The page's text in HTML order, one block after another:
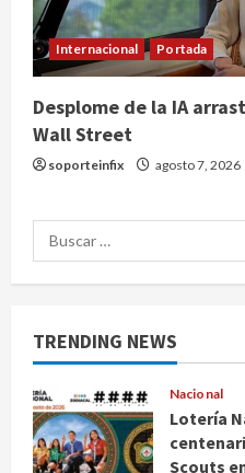
Internacional Portada
Desplome de la IA
Wall Street
soporteinfix agosto 7, 2026
Buscar:
TRENDING NEWS
4 agosto 7,
1
Nacional
Fallece
Nacional
Lotería
Scouts